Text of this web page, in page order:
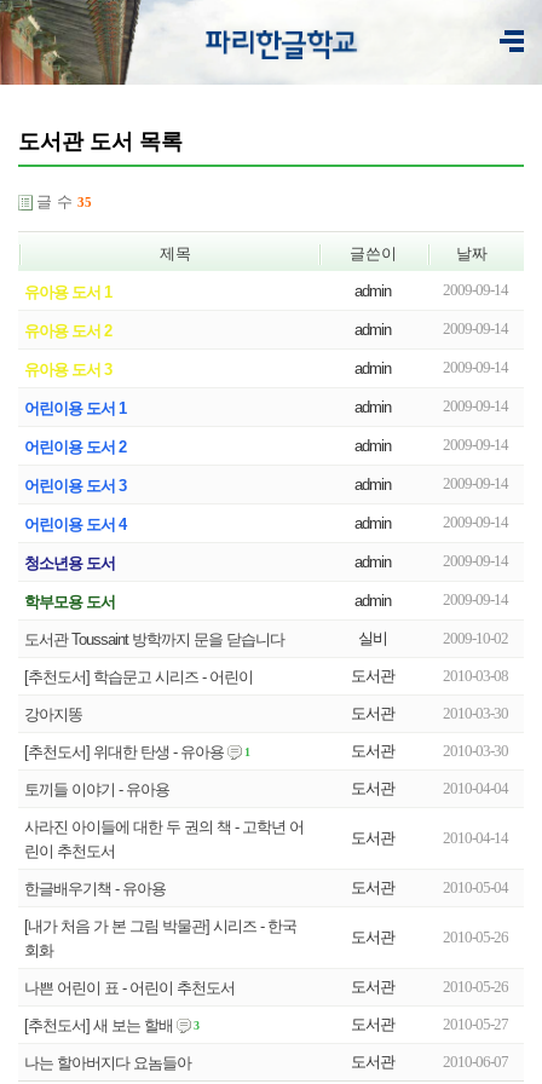
도서관 도서 목록
글 수 35
제목 글쓴이 날짜
유아용 도서 1 admin 2009-09-14
유아용 도서 2 admin 2009-09-14
유아용 도서 3 admin 2009-09-14
어린이용 도서 1 admin 2009-09-14
어린이용 도서 2 admin 2009-09-14
어린이용 도서 3 admin 2009-09-14
어린이용 도서 4 admin 2009-09-14
청소년용 도서 admin 2009-09-14
학부모용 도서 admin 2009-09-14
도서관 Toussaint 방학까지 문을 닫습니다 실비 2009-10-02
[추천도서] 학습문고 시리즈 - 어린이 도서관 2010-03-08
강아지똥 도서관 2010-03-30
[추천도서] 위대한 탄생 - 유아용 1 도서관 2010-03-30
토끼들 이야기 - 유아용 도서관 2010-04-04
사라진 아이들에 대한 두 권의 책 - 고학년 어
린이 추천도서
도서관 2010-04-14
한글배우기책 - 유아용 도서관 2010-05-04
[내가 처음 가 본 그림 박물관] 시리즈 - 한국
회화
도서관 2010-05-26
나쁜 어린이 표 - 어린이 추천도서 도서관 2010-05-26
[추천도서] 새 보는 할배 3 도서관 2010-05-27
나는 할아버지다 요놈들아 도서관 2010-06-07